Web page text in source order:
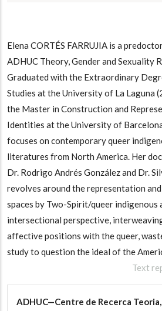
Elena CORTÉS FARRUJIA is a
ADHUC Theory, Gender and Sexuality
Graduated with the Extraordinary
Studies at the University of La Laguna
the Master in Construction and
Identities at the University of
focuses on contemporary queer
literatures from North America. Her
Dr. Rodrigo Andrés González and Dr.
revolves around the representation
spaces by Two-Spirit/queer indigenous
intersectional perspective,
affective positions with the queer,
study to question the ideal of the
Text
ADHUC—Centre de Recerca